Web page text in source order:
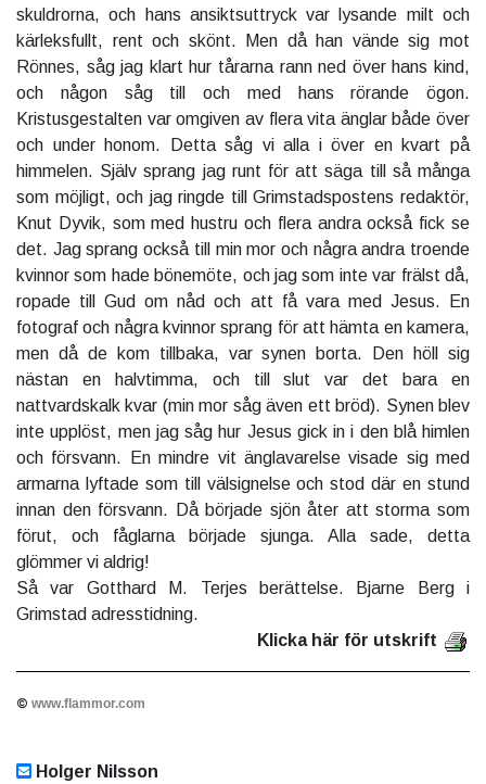
skuldrorna, och hans ansiktsuttryck var lysande milt och
kärleksfullt, rent och skönt. Men då han vände sig mot
Rönnes, såg jag klart hur tårarna rann ned över hans kind,
och någon såg till och med hans rörande ögon.
Kristusgestalten var omgiven av flera vita änglar både över
och under honom. Detta såg vi alla i över en kvart på
himmelen. Själv sprang jag runt för att säga till så många
som möjligt, och jag ringde till Grimstadspostens redaktör,
Knut Dyvik, som med hustru och flera andra också fick se
det. Jag sprang också till min mor och några andra troende
kvinnor som hade bönemöte, och jag som inte var frälst då,
ropade till Gud om nåd och att få vara med Jesus. En
fotograf och några kvinnor sprang för att hämta en kamera,
men då de kom tillbaka, var synen borta. Den höll sig
nästan en halvtimma, och till slut var det bara en
nattvardskalk kvar (min mor såg även ett bröd). Synen blev
inte upplöst, men jag såg hur Jesus gick in i den blå himlen
och försvann. En mindre vit änglavarelse visade sig med
armarna lyftade som till välsignelse och stod där en stund
innan den försvann. Då började sjön åter att storma som
förut, och fåglarna började sjunga. Alla sade, detta
glömmer vi aldrig!
Så var Gotthard M. Terjes berättelse. Bjarne Berg i
Grimstad adresstidning.
Klicka här för utskrift
© www.flammor.com
Holger Nilsson